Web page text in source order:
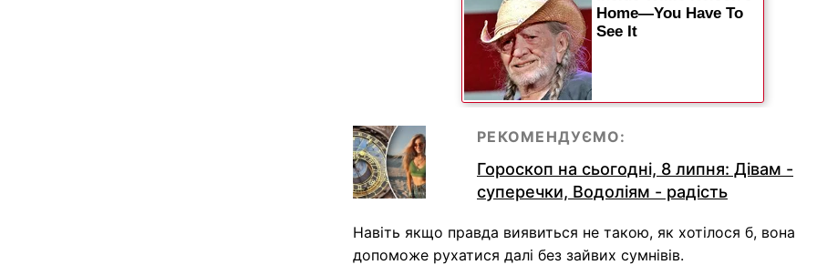
РЕКОМЕНДУЄМО:
Гороскоп на сьогодні, 8 липня: Дівам -
суперечки, Водоліям - радість
Навіть якщо правда виявиться не такою, як хотілося б, вона
допоможе рухатися далі без зайвих сумнівів.